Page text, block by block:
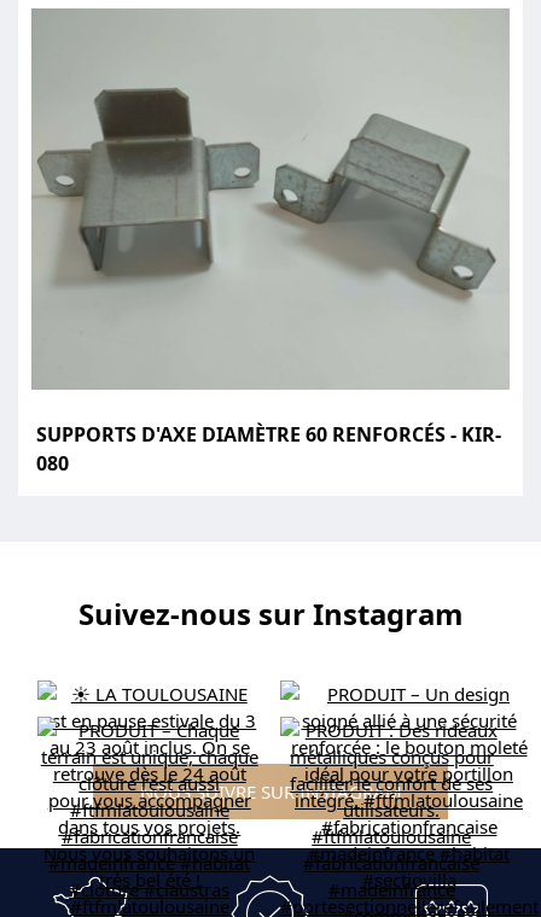
SUPPORTS D'AXE DIAMÈTRE 60 RENFORCÉS - KIR-
080
Suivez-nous sur Instagram
NOUS SUIVRE SUR INSTAGRAM